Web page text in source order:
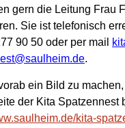
gern die Leitung Frau
Sie ist telefonisch
90 50 oder per mail
.
ein Bild zu
der Kita Spatzennest
kita-